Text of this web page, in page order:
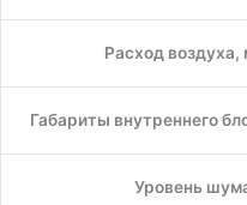
Расход воздуха,
Габариты внутреннего
Уровень